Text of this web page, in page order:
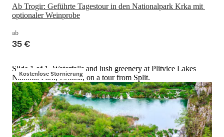
Ab Trogir: Geführte Tagestour in den Nationalpark Krka mit
optionaler Weinprobe
ab
35 €
Kostenlose Stornierung
Slide 1 of 1, Waterfalls and lush greenery at Plitvice Lakes
National Park, Croatia, on a tour from Split.